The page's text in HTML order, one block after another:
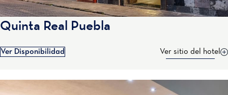
Quinta Real Puebla
Ver Disponibilidad Ver sitio del hotel